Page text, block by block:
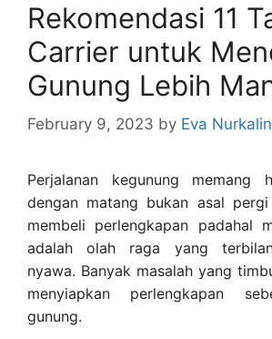
Rekomendasi 11
Carrier untuk
Gunung Lebih
February 9, 2023 by Eva
Perjalanan kegunung memang
dengan matang bukan asal
membeli perlengkapan padahal
adalah olah raga yang
nyawa. Banyak masalah yang
menyiapkan perlengkapan
gunung.